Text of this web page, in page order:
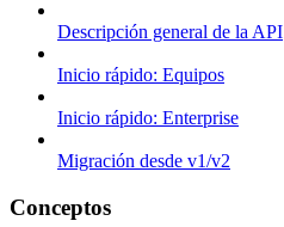
Descripción general de la API
Inicio rápido: Equipos
Inicio rápido: Enterprise
Migración desde v1/v2
Conceptos